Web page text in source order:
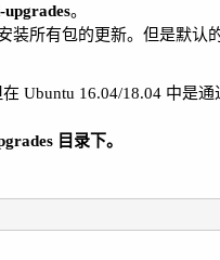
upgrades。
装所有包的更新。但是默
Ubuntu 16.04/18.04 中是
目录下。